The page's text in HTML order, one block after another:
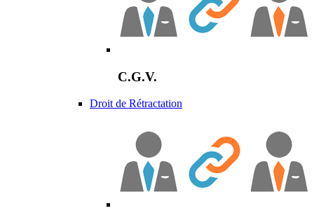
C.G.V.
Droit de Rétractation